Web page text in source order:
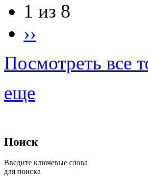
1 из 8
››
Посмотреть все
еще
Поиск
Введите ключевые слова
для поиска